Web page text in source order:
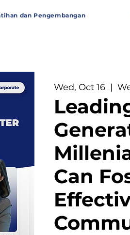
dan Pengembangan
Wed, Oct 16
  |
Can